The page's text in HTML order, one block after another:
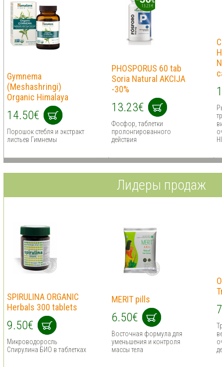
Gymnema
(Meshashringi)
Organic Himalaya
14.50€
Порошок стебля и экстракт
листьев Гимнемы
PHOSPORUS 60 tab
Soria Natural AKCIJA
-30%
13.23€
Фосфор, таблетки
пролонгированного
действия
Лидеры продаж
SPIRULINA ORGANIC
Herbals 300 tablets
9.50€
Микроводоросль
Спирулина БИО в таблетках
MERIT pills
6.50€
Восточная формула для
уменьшения и контроля
массы тела